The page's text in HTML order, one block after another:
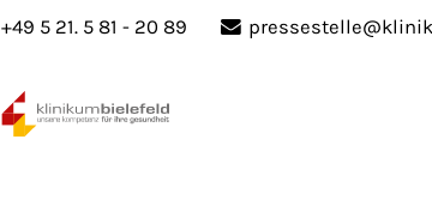
+49 5 21. 5 81 - 20 89